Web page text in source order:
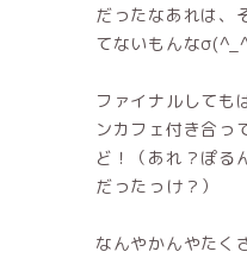
だったなあれは、
てないもんな
ファイナルしても
ンカフェ付き合っ
ど！（あれ？ぽる
だったっけ？）
なんやかんやたく